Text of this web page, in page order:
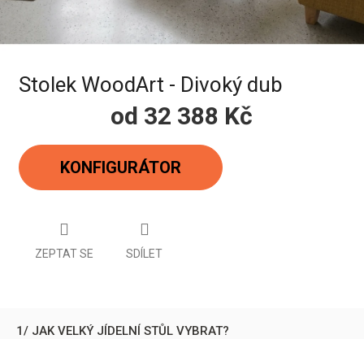
Stolek WoodArt - Divoký dub
od 32 388 Kč
Měrná
cena:
KONFIGURÁTOR
ZEPTAT SE SDÍLET
1/ JAK VELKÝ JÍDELNÍ STŮL VYBRAT?